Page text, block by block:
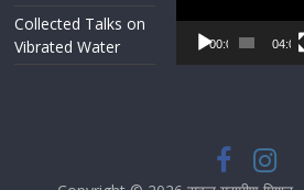
Collected Talks on
Vibrated Water
Player
00:00 04:07